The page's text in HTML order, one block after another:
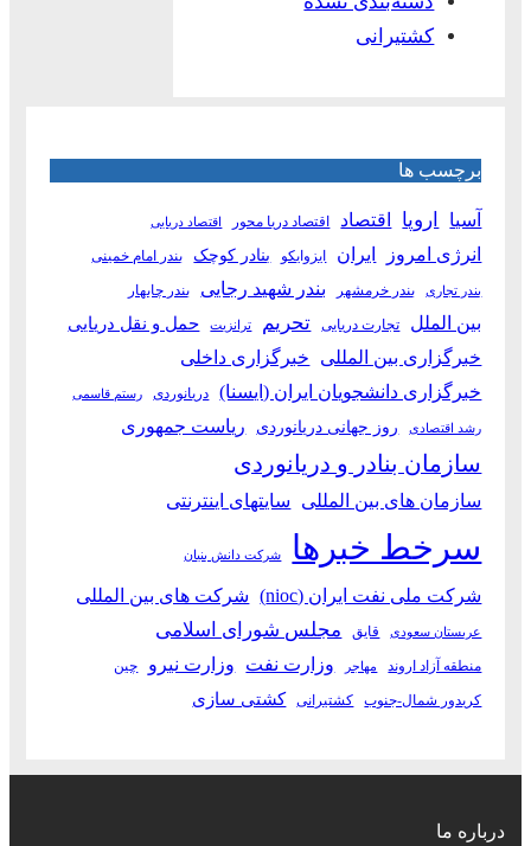
کشتیرانی
برچسب ها
آسیا اروپا اقتصاد اقتصاد دریا محور اقتصاد دریایی
انرژی امروز ایران ایزوایکو بنادر کوچک بندر امام خمینی
بندر تجاری بندر خرمشهر بندر شهید رجایی بندر چابهار
بین الملل تجارت دریایی تحریم ترانزیت حمل و نقل دریایی
خبرگزاری بین المللی خبرگزاری داخلی
خبرگزاری دانشجویان ایران (ایسنا)
دریانوردی رستم قاسمی
رشد اقتصادی روز جهانی دریانوردی ریاست جمهوری
سازمان بنادر و دریانوردی
سازمان های بین المللی سایتهای اینترنتی
سرخط خبرها شرکت دانش بنیان
شرکت ملی نفت ایران (nioc) شرکت های بین المللی
عربستان سعودی قایق مجلس شورای اسلامی
منطقه آزاد اروند مهاجر وزارت نفت وزارت نیرو چین
کریدور شمال-جنوب کشتیرانی کشتی سازی
درباره ما